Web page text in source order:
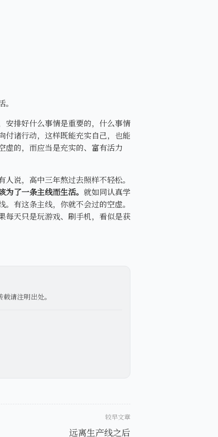
安排好什么事情是重要的，什么事情
付诸行动，这样既能充实自己，也能
虚的，而应当是充实的、富有活力
说，高中三年熬过去照样不轻松。
为了一条主线而生活。 就如同认真学
有这条主线，你就不会过的空虚。
每天只是玩游戏、刷手机，看似是获
请注明出处。
较早文章
远离生产线之后